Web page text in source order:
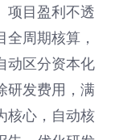
项目盈利不透
周期核算，
动区分资本化
研发费用，满
核心，自动核